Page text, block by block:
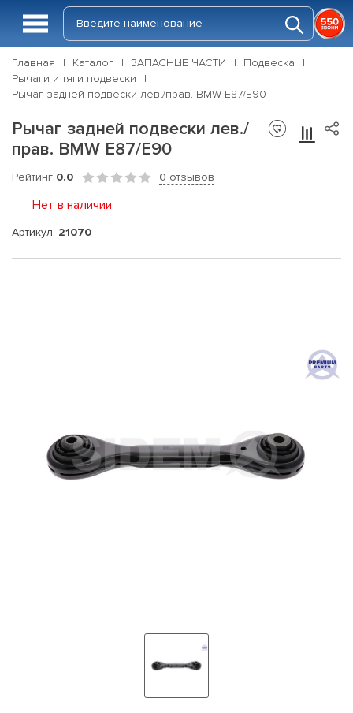
Главная Каталог ЗАПАСНЫЕ ЧАСТИ
Подвеска
Рычаги и тяги подвески
Рычаг задней подвески лев./прав. BMW E87/E90
Рычаг задней подвески лев./
прав. BMW E87/E90
Рейтинг 0.0 0 отзывов
Нет в наличии
Артикул: 21070